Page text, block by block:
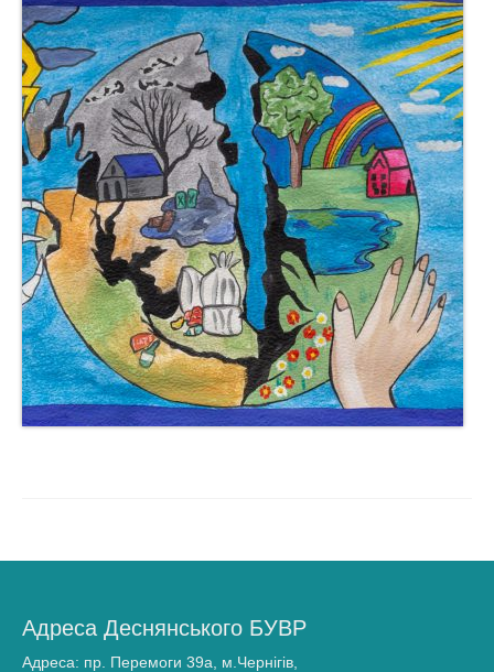
Адреса Деснянського БУВР
Адреса: пр. Перемоги 39а, м.Чернігів,